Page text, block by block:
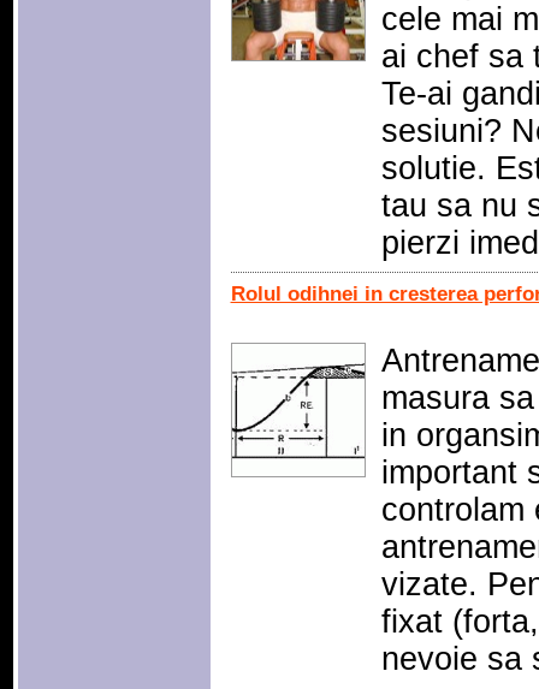
cele mai
ai chef sa
Te-ai
sesiuni?
solutie.
tau sa nu
pierzi
Rolul odihnei in cresterea
masura
in
important
controlam
vizate.
fixat
nevoie sa